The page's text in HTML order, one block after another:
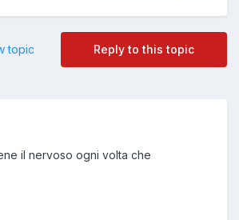
Reply to this topic
topic
il nervoso ogni volta che